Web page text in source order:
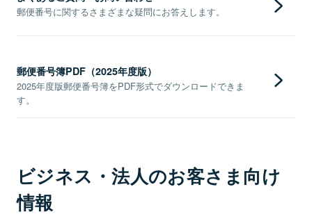
郵便番号に関するさまざまな疑問にお答えします。
郵便番号簿PDF（2025年度版）
2025年度版郵便番号簿をPDF形式でダウンロードできま
す。
ビジネス・法人のお客さま向け
情報